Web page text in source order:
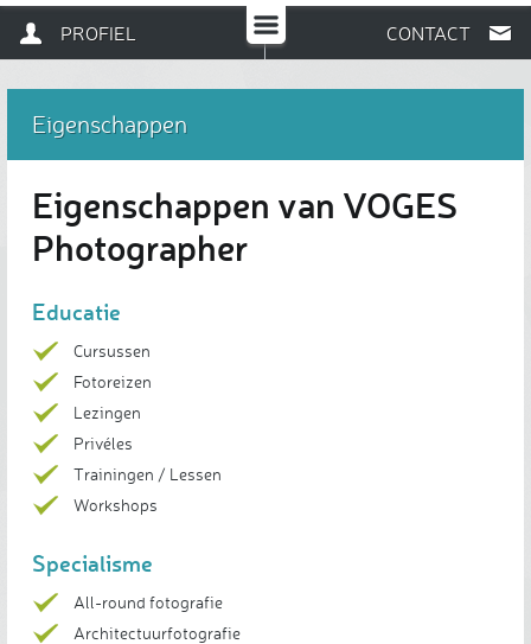
PROFIEL CONTACT
Eigenschappen
Eigenschappen van VOGES
Photographer
Educatie
Cursussen
Fotoreizen
Lezingen
Privéles
Trainingen / Lessen
Workshops
Specialisme
All-round fotografie
Architectuurfotografie